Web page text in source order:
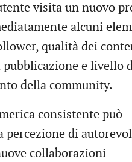
visita un nuovo
alcuni
qualità dei
pubblicazione e livello
della community.
consistente può
percezione di
collaborazioni